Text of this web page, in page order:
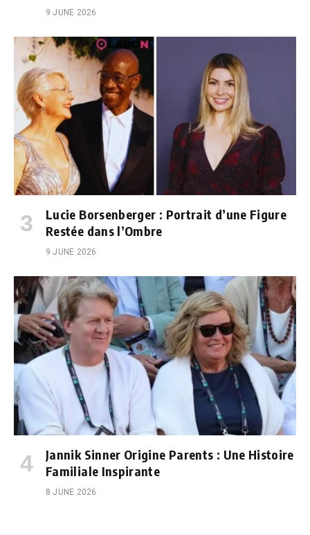
9 JUNE 2026
Lucie Borsenberger : Portrait d’une Figure
Restée dans l’Ombre
9 JUNE 2026
Jannik Sinner Origine Parents : Une Histoire
Familiale Inspirante
8 JUNE 2026